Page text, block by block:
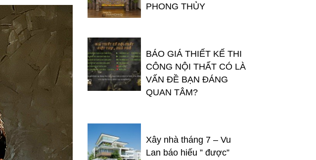
PHONG THỦY
BÁO GIÁ THIẾT KẾ THI
CÔNG NỘI THẤT CÓ LÀ
VẤN ĐỀ BẠN ĐÁNG
QUAN TÂM?
Xây nhà tháng 7 – Vu
Lan báo hiếu ” được”